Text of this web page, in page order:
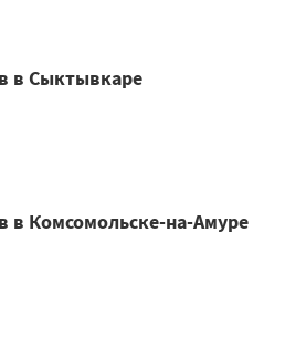
в Сыктывкаре
в Комсомольске-на-Амуре